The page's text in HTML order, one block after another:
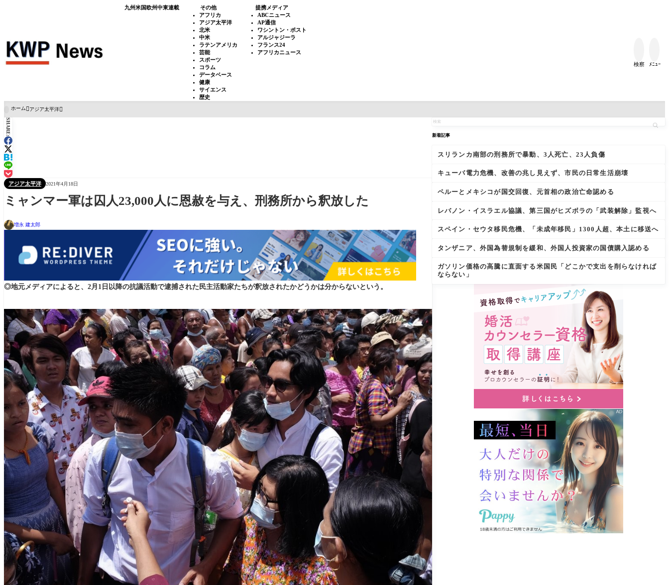
九州米国欧州中東連載
その他
アフリカ
アジア太平洋
北米
中米
ラテンアメリカ
芸能
スポーツ
コラム
データベース
健康
サイエンス
歴史
提携メディア
ABCニュース
AP通信
ワシントン・ポスト
アルジャジーラ
フランス24
アフリカニュース
検察 ﾒﾆｭｰ
ホーム アジア太平洋
SHARE:
アジア太平洋 2021年4月18日
ミャンマー軍は囚人23,000人に恩赦を与え、刑務所から釈放した
増永 建太郎
◎地元メディアによると、2月1日以降の抗議活動で逮捕された民主活動家たちが釈放されたかどうかは分からないという。
新着記事
スリランカ南部の刑務所で暴動、3人死亡、23人負傷
キューバ電力危機、改善の兆し見えず、市民の日常生活崩壊
ペルーとメキシコが国交回復、元首相の政治亡命認める
レバノン・イスラエル協議、第三国がヒズボラの「武装解除」監視へ
スペイン・セウタ移民危機、「未成年移民」1300人超、本土に移送へ
タンザニア、外国為替規制を緩和、外国人投資家の国債購入認める
ガソリン価格の高騰に直面する米国民「どこかで支出を削らなければ
ならない」